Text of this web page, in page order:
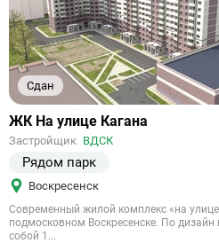
Сдан
Ссылка
объект
ЖК На улице Кагана
Застройщик ВДСК
Рядом парк
Воскресенск
Современный жилой комплекс «на
подмосковном Воскресенске. По дизайн
собой 1...